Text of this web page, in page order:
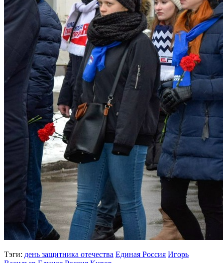
Тэги: день защитника отечества Единая Россия Игорь